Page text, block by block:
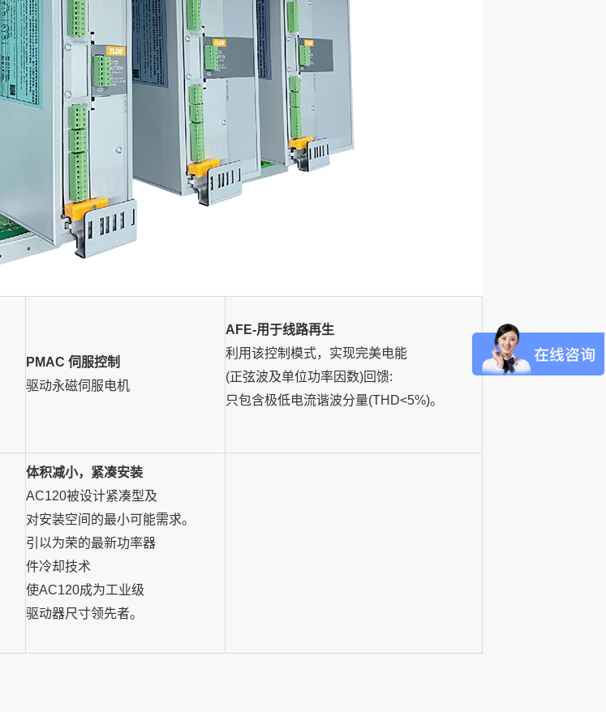
PMAC 伺服控制
驱动永磁伺服电机
AFE-用于线路再生
利用该控制模式，实现完美电能
(正弦波及单位功率因数)回馈:
只包含极低电流谐波分量(THD<5%)。
体积减小，紧凑安装
AC120被设计紧凑型及
对安装空间的最小可能需求。
引以为荣的最新功率器
件冷却技术
使AC120成为工业级
驱动器尺寸领先者。